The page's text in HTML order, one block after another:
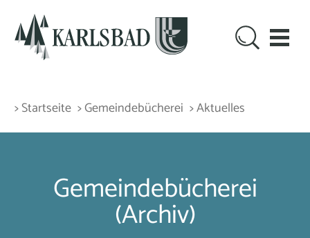
> Startseite > Gemeindebücherei > Aktuelles
Gemeindebücherei
(Archiv)